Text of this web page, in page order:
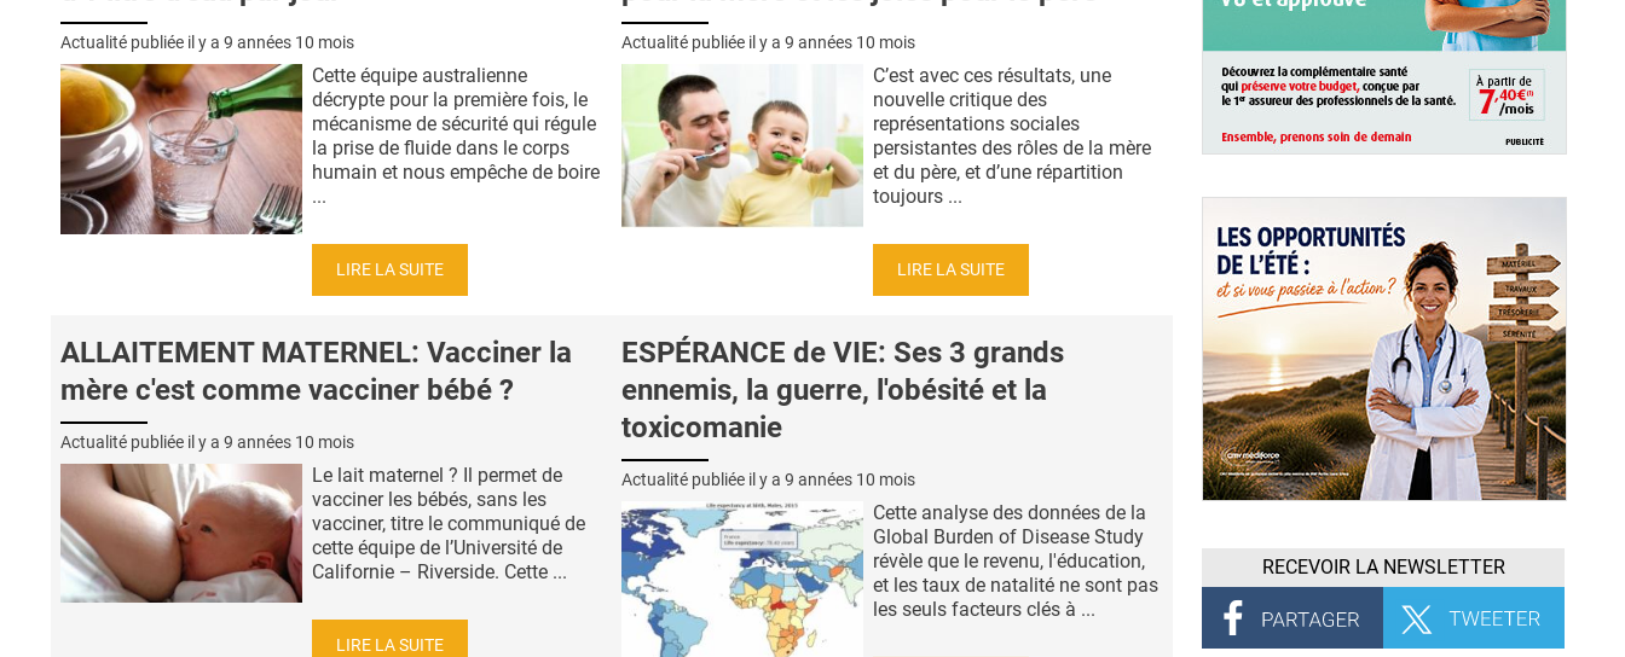
Actualité publiée il y a 9 années 10 mois
Cette équipe australienne
décrypte pour la première fois, le
mécanisme de sécurité qui régule
la prise de fluide dans le corps
humain et nous empêche de boire
...
LIRE LA SUITE
Actualité publiée il y a 9 années 10 mois
C’est avec ces résultats, une
nouvelle critique des
représentations sociales
persistantes des rôles de la mère
et du père, et d’une répartition
toujours ...
LIRE LA SUITE
ALLAITEMENT MATERNEL: Vacciner la
mère c'est comme vacciner bébé ?
Actualité publiée il y a 9 années 10 mois
Le lait maternel ? Il permet de
vacciner les bébés, sans les
vacciner, titre le communiqué de
cette équipe de l’Université de
Californie – Riverside. Cette ...
LIRE LA SUITE
ESPÉRANCE de VIE: Ses 3 grands
ennemis, la guerre, l'obésité et la
toxicomanie
Actualité publiée il y a 9 années 10 mois
Cette analyse des données de la
Global Burden of Disease Study
révèle que le revenu, l'éducation,
et les taux de natalité ne sont pas
les seuls facteurs clés à ...
RECEVOIR LA NEWSLETTER